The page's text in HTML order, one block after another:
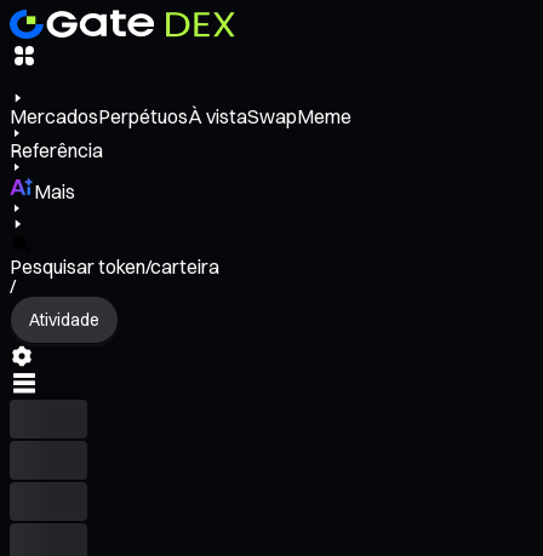
MercadosPerpétuosÀ vistaSwapMeme
Referência
Mais
Pesquisar token/carteira
/
Atividade